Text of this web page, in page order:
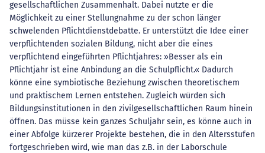
gesellschaftlichen Zusammenhalt. Dabei nutzte er die
Möglichkeit zu einer Stellungnahme zu der schon länger
schwelenden Pflichtdienstdebatte. Er unterstützt die Idee einer
verpflichtenden sozialen Bildung, nicht aber die eines
verpflichtend eingeführten Pflichtjahres: »Besser als ein
Pflichtjahr ist eine Anbindung an die Schulpflicht.« Dadurch
könne eine symbiotische Beziehung zwischen theoretischem
und praktischem Lernen entstehen. Zugleich würden sich
Bildungsinstitutionen in den zivilgesellschaftlichen Raum hinein
öffnen. Das müsse kein ganzes Schuljahr sein, es könne auch in
einer Abfolge kürzerer Projekte bestehen, die in den Altersstufen
fortgeschrieben wird, wie man das z.B. in der Laborschule